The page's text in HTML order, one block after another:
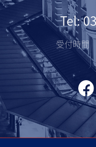
Tel:
受付時間